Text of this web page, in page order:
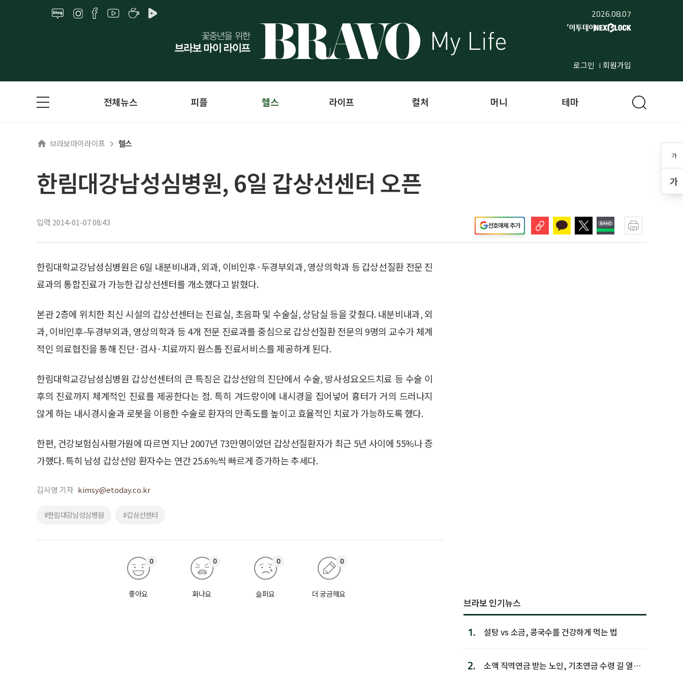
2026.08.07
로그인 회원가입
가
가
전체뉴스 피플 헬스 라이프 컬처 머니 테마
브라보마이라이프 헬스
한림대강남성심병원, 6일 갑상선센터 오픈
입력 2014-01-07 08:43 선호매체 추가
한림대학교강남성심병원은 6일 내분비내과, 외과, 이비인후·두경부외과, 영상의학과 등 갑상선질환 전문 진
료과의 통합진료가 가능한 갑상선센터를 개소했다고 밝혔다.
본관 2층에 위치한 최신 시설의 갑상선센터는 진료실, 초음파 및 수술실, 상담실 등을 갖췄다. 내분비내과, 외
과, 이비인후-두경부외과, 영상의학과 등 4개 전문 진료과를 중심으로 갑상선질환 전문의 9명의 교수가 체계
적인 의료협진을 통해 진단·검사·치료까지 원스톱 진료서비스를 제공하게 된다.
한림대학교강남성심병원 갑상선센터의 큰 특징은 갑상선암의 진단에서 수술, 방사성요오드치료 등 수술 이
후의 진료까지 체계적인 진료를 제공한다는 점. 특히 겨드랑이에 내시경을 집어넣어 흉터가 거의 드러나지
않게 하는 내시경시술과 로봇을 이용한 수술로 환자의 만족도를 높이고 효율적인 치료가 가능하도록 했다.
한편, 건강보험심사평가원에 따르면 지난 2007년 73만명이었던 갑상선질환자가 최근 5년 사이에 55%나 증
가했다. 특히 남성 갑상선암 환자수는 연간 25.6%씩 빠르게 증가하는 추세다.
김시영 기자 kimsy@etoday.co.kr
#한림대강남성심병원 #갑상선센터
좋아요
0
화나요
0
슬퍼요
0
더 궁금해요
0
브라보 인기뉴스
1. 설탕 vs 소금, 콩국수를 건강하게 먹는 법
2.
소액 직역연금 받는 노인, 기초연금 수령 길 열린